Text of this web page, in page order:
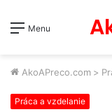
Menu
AkoAPreco.com >
Práca a vzdelanie